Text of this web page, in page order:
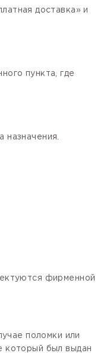
доставка» и
пункта, где
фирменной
поломки или
который был выдан